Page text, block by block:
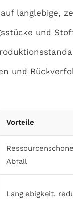
langlebige,
und
und
Vorteile
Abfall
Langlebigkeit,